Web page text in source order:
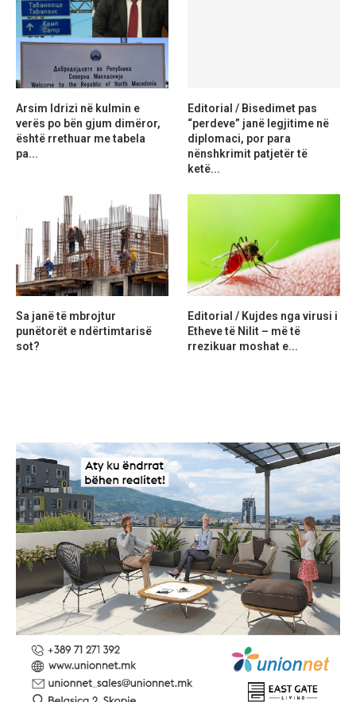
Arsim Idrizi në kulmin e
verës po bën gjum dimëror,
është rrethuar me tabela
pa...
Editorial / Bisedimet pas
“perdeve” janë legjitime në
diplomaci, por para
nënshkrimit patjetër të
ketë...
Sa janë të mbrojtur
punëtorët e ndërtimtarisë
sot?
Editorial / Kujdes nga virusi i
Etheve të Nilit – më të
rrezikuar moshat e...